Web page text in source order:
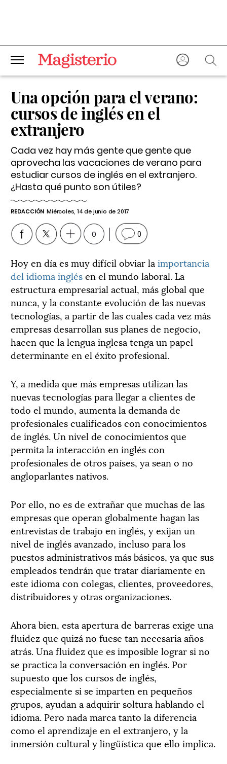
Una opción para el verano:
cursos de inglés en el
extranjero
Cada vez hay más gente que gente que
aprovecha las vacaciones de verano para
estudiar cursos de inglés en el extranjero.
¿Hasta qué punto son útiles?
REDACCIÓN Miércoles, 14 de junio de 2017
0 0
Hoy en día es muy difícil obviar la importancia
del idioma inglésen el mundo laboral. La
estructura empresarial actual, más global que
nunca, y la constante evolución de las nuevas
tecnologías, a partir de las cuales cada vez más
empresas desarrollan sus planes de negocio,
hacen que la lengua inglesa tenga un papel
determinante en el éxito profesional.
Y, a medida que más empresas utilizan las
nuevas tecnologías para llegar a clientes de
todo el mundo, aumenta la demanda de
profesionales cualificados con conocimientos
de inglés. Un nivel de conocimientos que
permita la interacción en inglés con
profesionales de otros países, ya sean o no
angloparlantes nativos.
Por ello, no es de extrañar que muchas de las
empresas que operan globalmente hagan las
entrevistas de trabajo en inglés, y exijan un
nivel de inglés avanzado, incluso para los
puestos administrativos más básicos, ya que sus
empleados tendrán que tratar diariamente en
este idioma con colegas, clientes, proveedores,
distribuidores y otras organizaciones.
Ahora bien, esta apertura de barreras exige una
fluidez que quizá no fuese tan necesaria años
atrás. Una fluidez que es imposible lograr si no
se practica la conversación en inglés. Por
supuesto que los cursos de inglés,
especialmente si se imparten en pequeños
grupos, ayudan a adquirir soltura hablando el
idioma. Pero nada marca tanto la diferencia
como el aprendizaje en el extranjero, y la
inmersión cultural y lingüística que ello implica.